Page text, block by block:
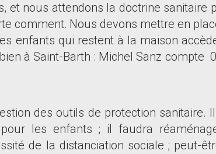
et nous attendons la doctrine sanitaire
comment. Nous devons mettre en
enfants qui restent à la maison
à Saint-Barth : Michel Sanz compte
des outils de protection sanitaire.
pour les enfants ; il faudra
de la distanciation sociale ; peut-